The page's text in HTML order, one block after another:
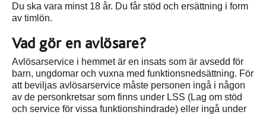
Du ska vara minst 18 år. Du får stöd och ersättning i form
av timlön.
Vad gör en avlösare?
Avlösarservice i hemmet är en insats som är avsedd för
barn, ungdomar och vuxna med funktionsnedsättning. För
att beviljas avlösarservice måste personen ingå i någon
av de personkretsar som finns under LSS (Lag om stöd
och service för vissa funktionshindrade) eller ingå under